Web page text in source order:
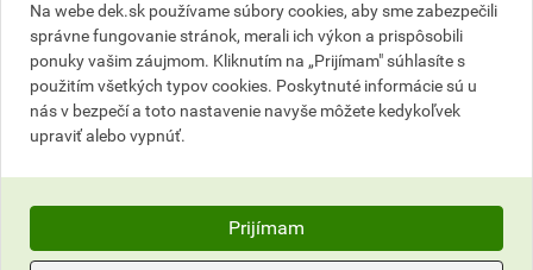
pri spracovaní a vyzrievaní. Unikátna receptúra
omietky weberpas clean Active s
fotokatalytickým efektom zaisťuje dlhodobú
čistotu povrchu omietky a vysoký stupeň
ochrany omietky proti rastu mikroorganizmov.
rozkladá splodiny a zlúčeniny škodiace
ľudskému zdraviu obsiahnuté vo vzduchu.
Na webe dek.sk používame súbory cookies, aby sme zabezpečili
správne fungovanie stránok, merali ich výkon a prispôsobili
ponuky vašim záujmom. Kliknutím na „Prijímam" súhlasíte s
použitím všetkých typov cookies. Poskytnuté informácie sú u
nás v bezpečí a toto nastavenie navyše môžete kedykoľvek
upraviť alebo vypnúť.
Prijímam